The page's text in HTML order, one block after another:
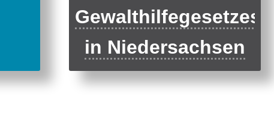
Gewalthilfegesetzes
in Niedersachsen